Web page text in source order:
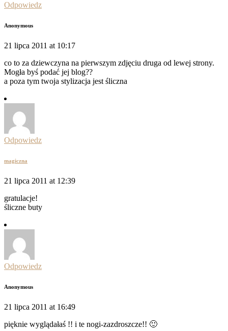
Odpowiedz
Anonymous
21 lipca 2011 at 10:17
co to za dziewczyna na pierwszym zdjęciu druga od lewej strony.
Mogła byś podać jej blog??
a poza tym twoja stylizacja jest śliczna
Odpowiedz
magiczna
21 lipca 2011 at 12:39
gratulacje!
śliczne buty
Odpowiedz
Anonymous
21 lipca 2011 at 16:49
pięknie wyglądałaś !! i te nogi-zazdroszcze!! 🙂